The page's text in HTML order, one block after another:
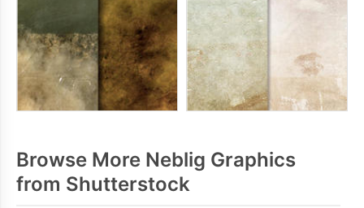
Browse More Neblig Graphics
from Shutterstock